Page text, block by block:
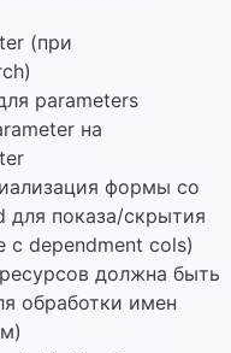
(при
parameters
на
формы со
для показа/скрытия
с dependment cols)
должна быть
обработки имен